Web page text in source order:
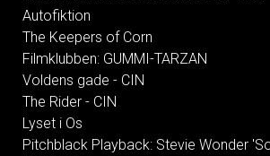
Autofiktion
The Keepers of Corn
Filmklubben: GUMMI-TARZAN
Voldens gade - CIN
The Rider - CIN
Lyset i Os
Pitchblack Playback: Stevie Wonder